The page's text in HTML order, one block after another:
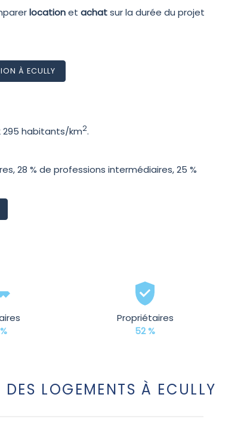
locationet achatsur la durée du projet
À ECULLY
295 habitants/km2.
28 % de professions intermédiaires, 25 %
Propriétaires
52 %
LOGEMENTS À ECULLY